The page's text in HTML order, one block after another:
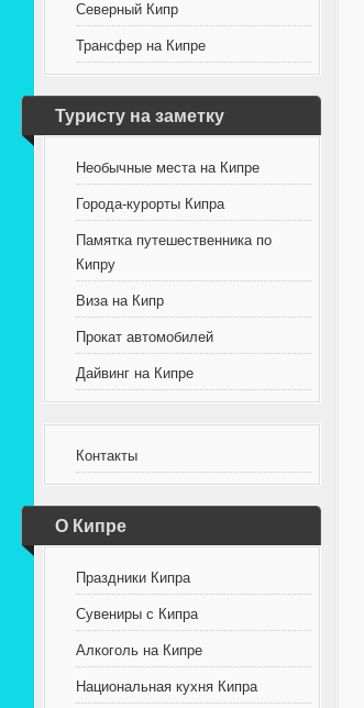
Северный Кипр
Трансфер на Кипре
Туристу на заметку
Необычные места на Кипре
Города-курорты Кипра
Памятка путешественника по
Кипру
Виза на Кипр
Прокат автомобилей
Дайвинг на Кипре
Контакты
О Кипре
Праздники Кипра
Сувениры с Кипра
Алкоголь на Кипре
Национальная кухня Кипра